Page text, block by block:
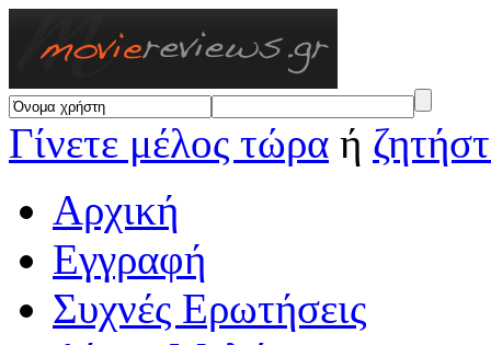
Γίνετε μέλος τώρα ή
Αρχική
Εγγραφή
Συχνές Ερωτήσεις